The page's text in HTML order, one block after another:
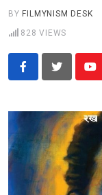
MORE
BY FILMYNISM DESK
828 VIEWS